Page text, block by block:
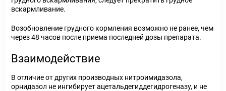
вскармливание.
Возобновление грудного кормления возможно не ранее, чем
через 48 часов после приема последней дозы препарата.
Взаимодействие
В отличие от других производных нитроимидазола,
орнидазол не ингибирует ацетальдегиддегидрогеназу, и не